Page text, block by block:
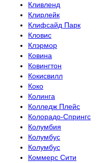
Кливленд
Клирлейк
Клифсайд Парк
Кловис
Клэрмор
Ковина
Ковингтон
Кокисвилл
Коко
Колинга
Колледж Плейс
Колорадо-Спрингс
Колумбия
Колумбус
Колумбус
Коммерс Сити